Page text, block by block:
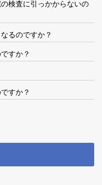
検査に引っかからないの
るのですか？
すか？
すか？